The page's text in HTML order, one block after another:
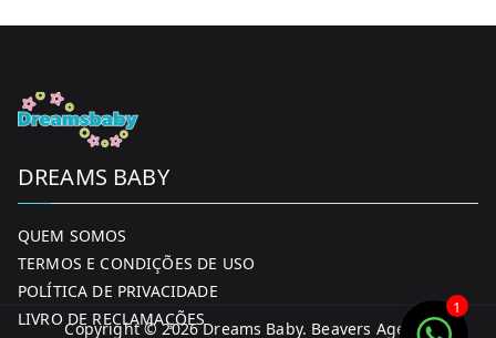
DREAMS BABY
QUEM SOMOS
TERMOS E CONDIÇÕES DE USO
POLÍTICA DE PRIVACIDADE
LIVRO DE RECLAMAÇÕES
Copyright © 2026Dreams Baby. Beavers Agency
1